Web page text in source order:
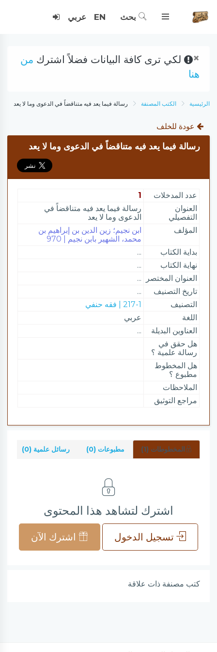
بحث EN عربي
× لكي ترى كافة البيانات فضلاً اشترك من
هنا
الرئيسية الكتب المصنفة رسالة فيما يعد فيه متناقضاً في الدعوى وما لا يعد
عودة للخلف
رسالة فيما يعد فيه متناقضاً في الدعوى وما لا يعد
عدد المدخلات
1
العنوان
التفصيلي
رسالة فيما يعد فيه متناقضاً في
الدعوى وما لا يعد
المؤلف
ابن نجيم؛ زين الدين بن إبراهيم بن
محمد، الشهير بابن نجيم | 970
بداية الكتاب
...
نهاية الكتاب
...
العنوان المختصر
...
تاريخ التصنيف
...
التصنيف
217-1 | فقه حنفي
اللغة
عربي
العناوين البديلة
...
هل حقق في
رسالة علمية ؟
هل المخطوط
مطبوع ؟
الملاحظات
مراجع التوثيق
المخطوطات (1) مطبوعات (0) رسائل علمية (0)
اشترك لتشاهد هذا المحتوى
تسجيل الدخول اشترك الآن
كتب مصنفة ذات علاقة